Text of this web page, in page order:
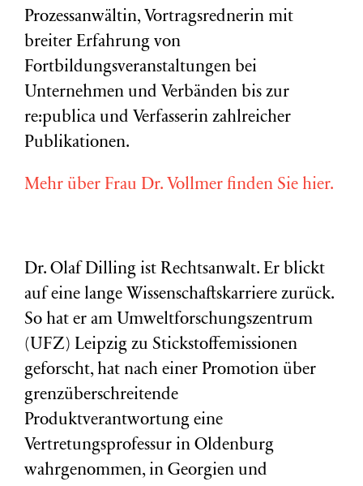
Prozessanwältin, Vortragsrednerin mit
breiter Erfahrung von
Fortbildungsveranstaltungen bei
Unternehmen und Verbänden bis zur
re:publica und Verfasserin zahlreicher
Publikationen.
Mehr über Frau Dr. Vollmer finden Sie hier.
Dr. Olaf Dilling ist Rechtsanwalt. Er blickt
auf eine lange Wissenschaftskarriere zurück.
So hat er am Umweltforschungszentrum
(UFZ) Leipzig zu Stickstoffemissionen
geforscht, hat nach einer Promotion über
grenzüberschreitende
Produktverantwortung eine
Vertretungsprofessur in Oldenburg
wahrgenommen, in Georgien und